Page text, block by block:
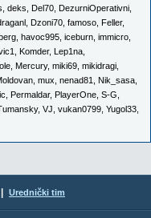
deks Del70 DezurniOperativni
Dzoni70 famoso Feller,
havoc995 iceburn immicro
Komder, Lep1na
Mercury, miki69 mikidragi
mux nenad81 Nik_sasa
Permaldar, PlayerOne S-G
, VJ vukan0799 Yugol33
Urednički tim